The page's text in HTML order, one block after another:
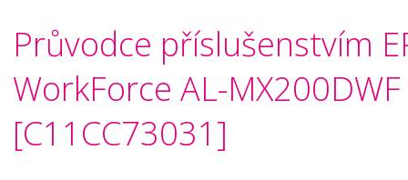
Průvodce příslušenstvím
WorkForce AL-MX200DWF
[C11CC73031]